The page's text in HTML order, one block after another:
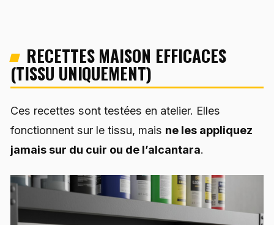
RECETTES MAISON EFFICACES
(TISSU UNIQUEMENT)
Ces recettes sont testées en atelier. Elles
fonctionnent sur le tissu, mais ne les appliquez
jamais sur du cuir ou de l’alcantara.